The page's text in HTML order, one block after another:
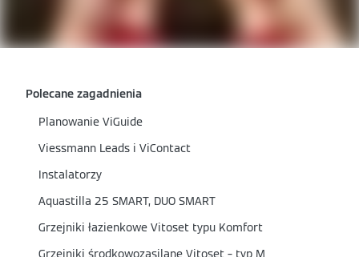
Polecane zagadnienia
Planowanie ViGuide
Viessmann Leads i ViContact
Instalatorzy
Aquastilla 25 SMART, DUO SMART
Grzejniki łazienkowe Vitoset typu Komfort